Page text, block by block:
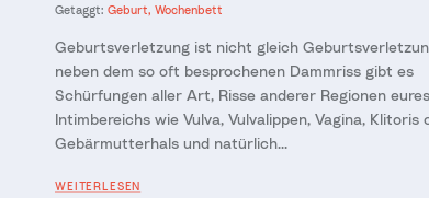
Getaggt: Geburt Wochenbett
Geburtsverletzung ist nicht gleich
neben dem so oft besprochenen Dammriss gibt es
Schürfungen aller Art, Risse anderer Regionen eures
Intimbereichs wie Vulva, Vulvalippen, Vagina, Klitoris
Gebärmutterhals und natürlich...
WEITERLESEN